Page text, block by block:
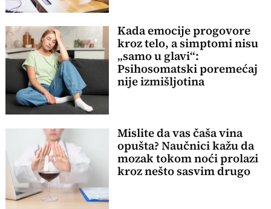
Kada emocije progovore
kroz telo, a simptomi nisu
„samo u glavi“:
Psihosomatski poremećaj
nije izmišljotina
Mislite da vas čaša vina
opušta? Naučnici kažu da
mozak tokom noći prolazi
kroz nešto sasvim drugo